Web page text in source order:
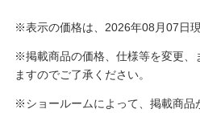
※表示の価格は、2026年08月07日
※掲載商品の価格、仕様等を変更、
ますのでご了承ください。
※ショールームによって、掲載商品